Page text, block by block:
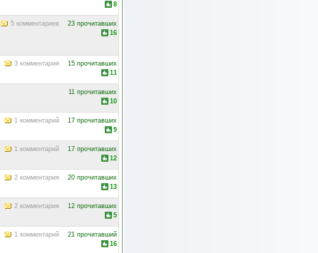
8
5 комментариев
23 прочитавших
16
3 комментария
15 прочитавших
11
11 прочитавших
10
1 комментарий
17 прочитавших
9
1 комментарий
17 прочитавших
12
2 комментария
20 прочитавших
13
2 комментария
12 прочитавших
5
1 комментарий
21 прочитавший
16